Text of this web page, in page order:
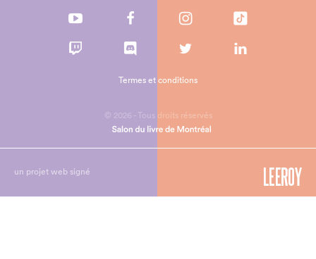
© 2026 - Tous droits réservés
Termes et conditions
un projet web signé